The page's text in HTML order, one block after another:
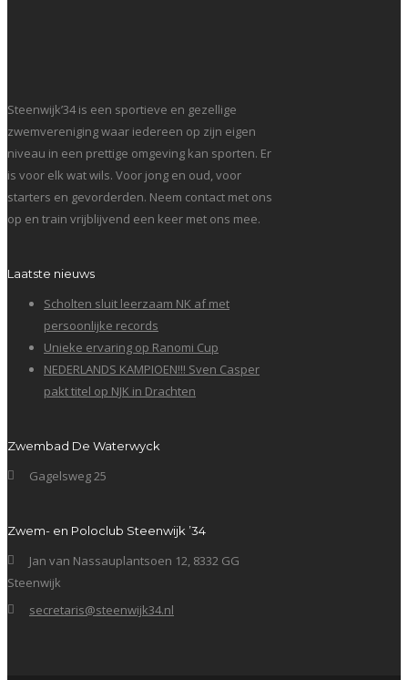
Steenwijk’34 is een sportieve en gezellige
zwemvereniging waar iedereen op zijn eigen
niveau in een prettige omgeving kan sporten. Er
is voor elk wat wils. Voor jong en oud, voor
starters en gevorderden. Neem contact met ons
op en train vrijblijvend een keer met ons mee.
Laatste nieuws
Scholten sluit leerzaam NK af met
persoonlijke records
Unieke ervaring op Ranomi Cup
NEDERLANDS KAMPIOEN!!! Sven Casper
pakt titel op NJK in Drachten
Zwembad De Waterwyck
Gagelsweg 25
Zwem- en Poloclub Steenwijk ’34
Jan van Nassauplantsoen 12, 8332 GG
Steenwijk
secretaris@steenwijk34.nl